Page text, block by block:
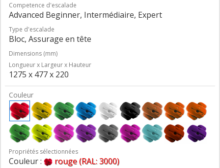
Competence d'escalade
Advanced Beginner, Intermédiaire, Expert
Type d'escalade
Bloc, Assurage en tête
Dimensions (mm)
Longueur x Largeur x Hauteur
1275 x 477 x 220
Couleur
Propriétés sélectionnées
Couleur : rouge (RAL: 3000)